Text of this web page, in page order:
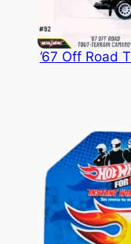
’67 Off Road